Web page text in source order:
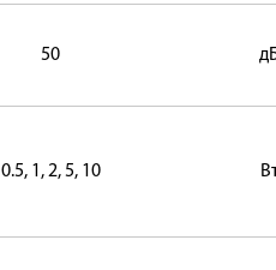
50
0.5, 1, 2, 5, 10